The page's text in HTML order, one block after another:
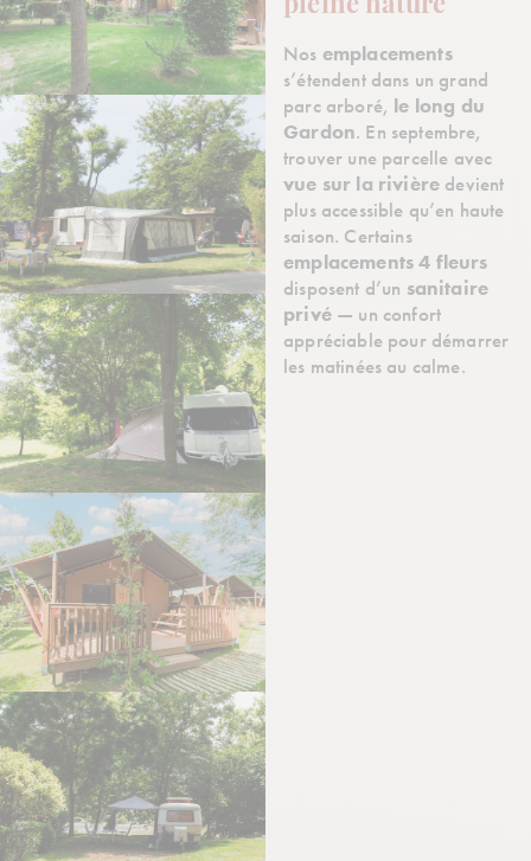
pleine nature
Nos emplacements
s’étendent dans un grand
parc arboré, le long du
Gardon. En septembre,
trouver une parcelle avec
vue sur la rivière devient
plus accessible qu’en haute
saison. Certains
emplacements 4 fleurs
disposent d’un sanitaire
privé— un confort
appréciable pour démarrer
les matinées au calme.